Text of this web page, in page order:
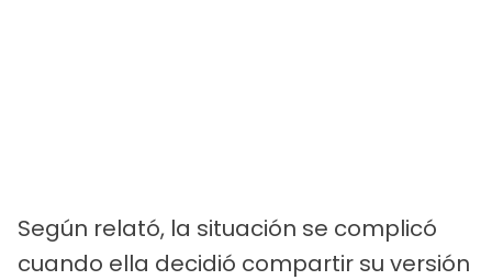
Según relató, la situación se complicó
cuando ella decidió compartir su versión